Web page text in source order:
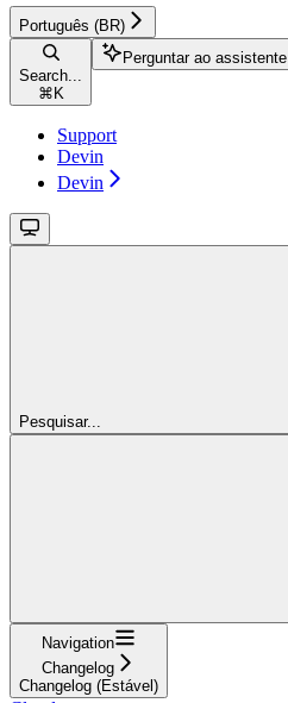
Português (BR)
Search...
⌘ K
Perguntar ao assistente
Support
Devin
Devin
Pesquisar...
Navigation
Changelog
Changelog (Estável)